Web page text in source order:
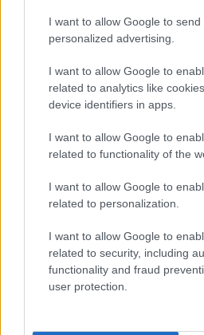
I want to allow Google to send
personalized advertising.
I want to allow Google to
related to analytics like
device identifiers in apps.
I want to allow Google to
related to functionality of the
I want to allow Google to
related to personalization.
I want to allow Google to
related to security, including
functionality and fraud
user protection.
szurkolók sűrű tömegéből
azt, hogy kivették a táskájából a
amikor egy palack vizet akart
közelben lévő rendőr, akinek
irányította, hogy feljelentést
külön, nők számára fenntartott
váróteremben csak nők voltak. Itt
TOVÁBB OLVASOM